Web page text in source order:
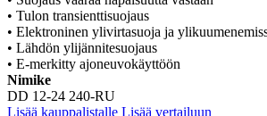
• Tulon transienttisuojaus
• Elektroninen ylivirtasuoja ja
• Lähdön ylijännitesuojaus
• E-merkitty ajoneuvokäyttöön
Nimike
DD 12-24 240-RU
Lisää kauppalistalle Lisää vertailuun